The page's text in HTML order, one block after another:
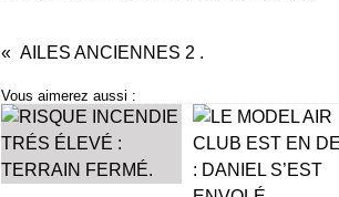
AILES ANCIENNES 2 .
Vous aimerez aussi :